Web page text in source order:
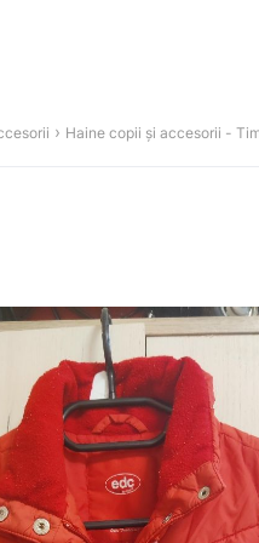
› Haine copii și accesorii -